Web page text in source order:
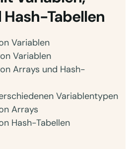
Tabellen
Variablen
Variablen
Arrays und Hash-
Variablentypen
Arrays
Hash-Tabellen